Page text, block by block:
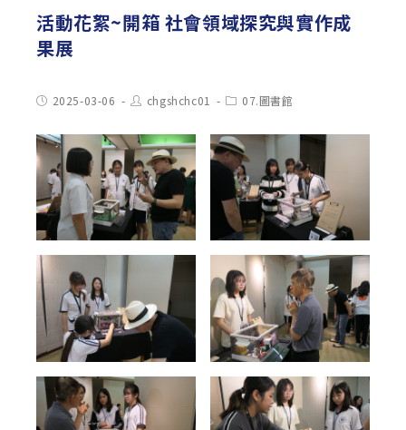
活動花絮~開箱 社會領域探究與實作成
果展
Post2025-03-06
Post
author:
chgshchc01
Post07.圖書館